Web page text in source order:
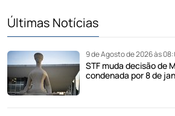
Últimas Notícias
9 de Agosto de 2026 às
STF muda decisão de
condenada por 8 de